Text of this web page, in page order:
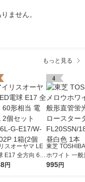
ません。
もっと見る
スオーヤマ LE
E17 全方向 60
電球色 2個セ
円
4
東芝
ホワイト 一般
蛍光灯 グロー
995円